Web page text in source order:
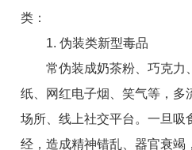
类：
1. 伪装类新型毒品
常伪装成奶茶粉、巧克力
纸、网红电子烟、笑气等，多
场所、线上社交平台。一旦吸
经，造成精神错乱、器官衰竭